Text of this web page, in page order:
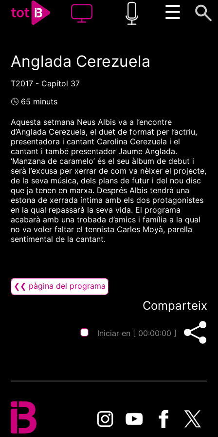
☰
00:00 00:00
1x
Anglada Cerezuela
T2017 - Capítol 37
🕓 65 minuts
Aquesta setmana Neus Albis va a l’encontre
d’Anglada Cerezuela, el duet de format per l’actriu,
presentadora i cantant Carolina Cerezuela i el
cantant i també presentador Jaume Anglada.
‘Manzana de caramelo’ és el seu àlbum de debut i
serà l’excusa per xerrar de com va nèixer el projecte,
de la seva música, dels plans de futur i del nou disc
que ja tenen en marxa. Després Albis tendrà una
estona de xerrada íntima amb els dos protagonistes
en la qual repassarà la seva vida. El programa
acabarà amb una trobada d’amics i família a la qual
no va voler faltar el tennista Carles Moyà, parella
sentimental de la cantant.
❮❮ pàgina del programa
Comparteix
Iniciar en [ 00:00:00 ]